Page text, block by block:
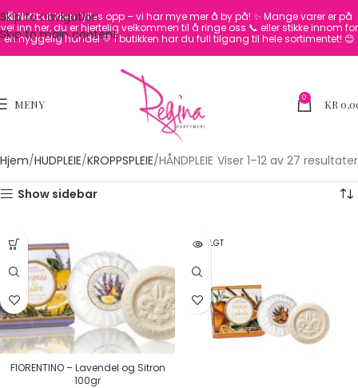
Skip to navigation
Skip to main content
🛍️ Nettbutikken fylles opp – vi har mye mer å by på! ✨ Mange varer er på
vei inn her, du er hjertelig velkommen til å ringe oss 📞 eller stikke innom for
en hyggelig handel 💛I butikken har du full tilgang til hele sortimentet! 😊
MENY 0 KR
Hjem HUDPLEIE KROPPSPLEIE HÅNDPLEIE Viser 1–12 av 27 resultater
Show sidebar
FIORENTINO – Lavendel og Sitron
100gr
UTSOLGT